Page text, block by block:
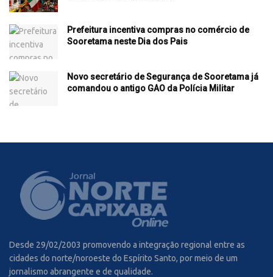
Prefeitura incentiva compras no comércio de
Sooretama neste Dia dos Pais
Novo secretário de Segurança de Sooretama já
comandou o antigo GAO da Polícia Militar
Desde 29/02/2003 promovendo a integração regional entre as
cidades do norte/noroeste do Espírito Santo, por meio de um
jornalismo abrangente e de qualidade.